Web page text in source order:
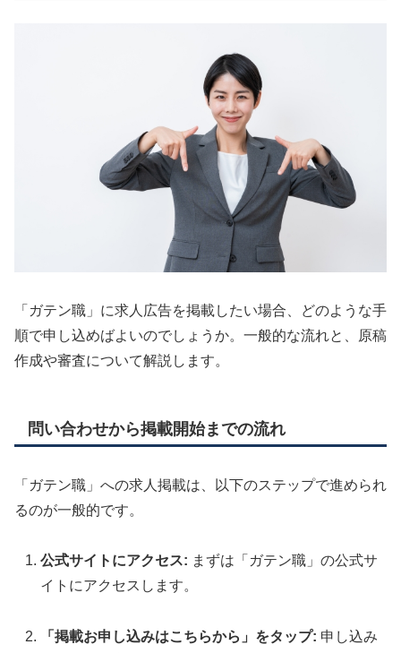
「ガテン職」に求人広告を掲載したい場合、どのような手
順で申し込めばよいのでしょうか。一般的な流れと、原稿
作成や審査について解説します。
問い合わせから掲載開始までの流れ
「ガテン職」への求人掲載は、以下のステップで進められ
るのが一般的です。
公式サイトにアクセス: まずは「ガテン職」の公式サ
イトにアクセスします。
「掲載お申し込みはこちらから」をタップ: 申し込み